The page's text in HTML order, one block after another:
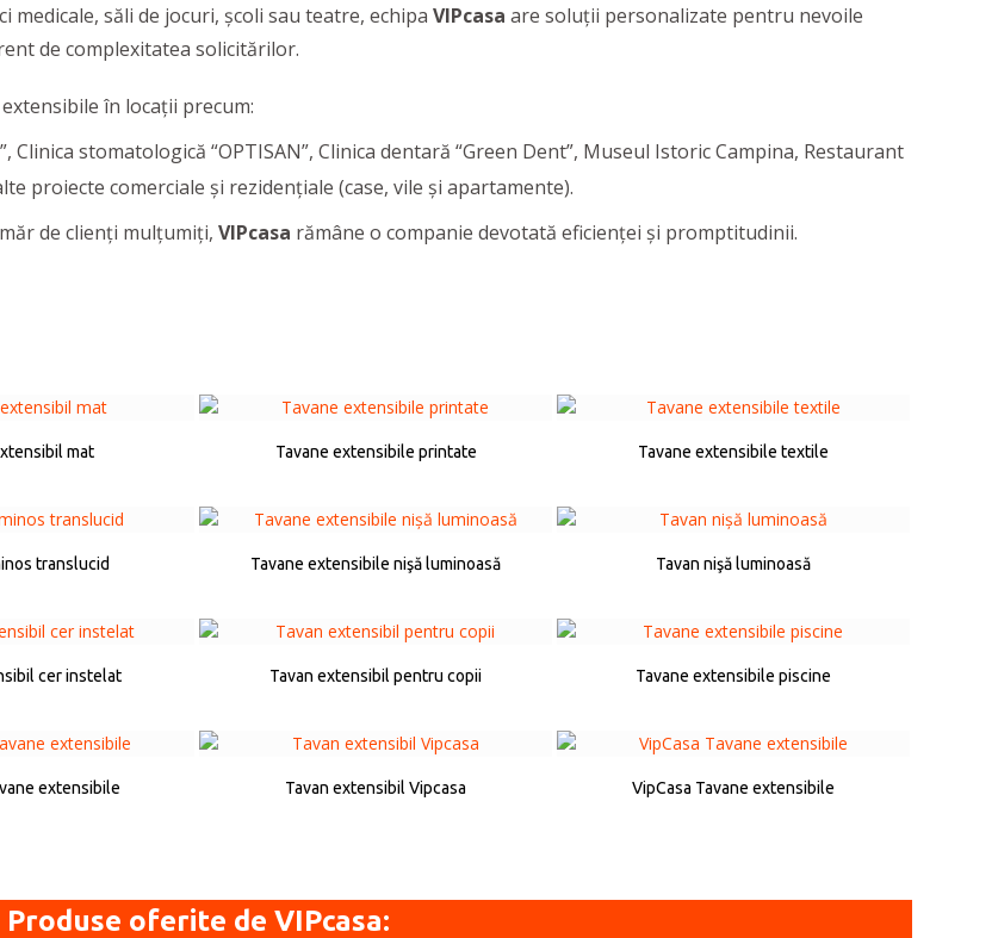
medicale, săli de jocuri, școli sau teatre, echipa VIPcasa are soluţii personalizate pentru nevoile
de complexitatea solicitărilor.
în locații precum:
Clinica stomatologică “OPTISAN”, Clinica dentară “Green Dent”, Museul Istoric Campina, Restaurant
proiecte comerciale și rezidențiale (case, vile și apartamente).
de clienți mulțumiți, VIPcasa rămâne o companie devotată eficienţei și promptitudinii.
mat Tavane extensibile printate Tavane extensibile textile
translucid Tavane extensibile nişă luminoasă Tavan nişă luminoasă
cer instelat Tavan extensibil pentru copii Tavane extensibile piscine
extensibile Tavan extensibil Vipcasa VipCasa Tavane extensibile
Produse oferite de VIPcasa: